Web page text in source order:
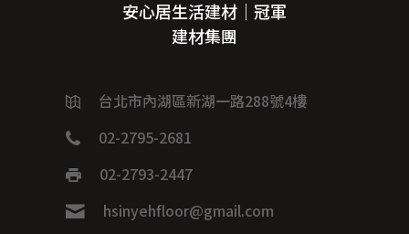
安心居生活建材｜冠軍
建材集團
台北市內湖區新湖一路288號4樓
02-2795-2681
02-2793-2447
hsinyehfloor@gmail.com